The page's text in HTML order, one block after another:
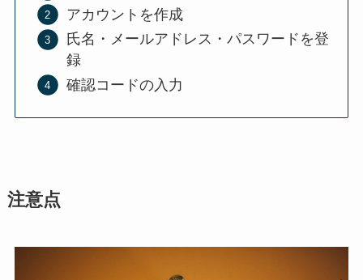
アカウントを作成
氏名・メールアドレス・パスワードを登
録
確認コードの入力
注意点